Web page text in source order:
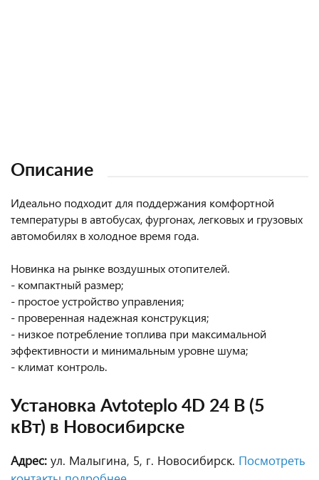
Описание
Идеально подходит для поддержания комфортной
температуры в автобусах, фургонах, легковых и грузовых
автомобилях в холодное время года.
Новинка на рынке воздушных отопителей.
- компактный размер;
- простое устройство управления;
- проверенная надежная конструкция;
- низкое потребление топлива при максимальной
эффективности и минимальным уровне шума;
- климат контроль.
Установка Avtoteplo 4D 24 В (5
кВт) в Новосибирске
Адрес: ул. Малыгина, 5, г. Новосибирск. Посмотреть